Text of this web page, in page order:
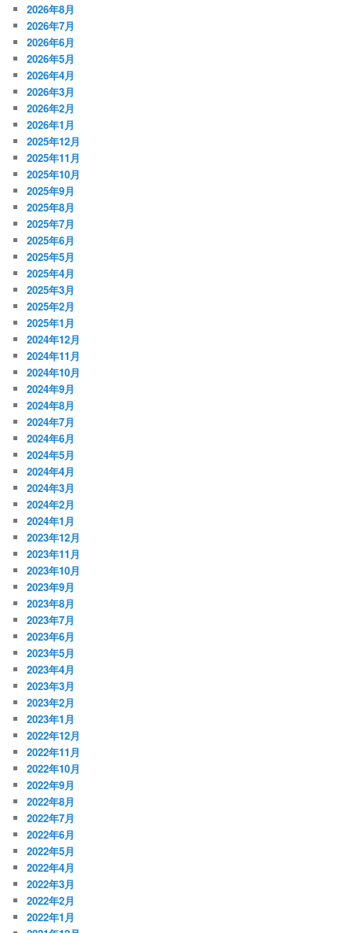
2026年8月
2026年7月
2026年6月
2026年5月
2026年4月
2026年3月
2026年2月
2026年1月
2025年12月
2025年11月
2025年10月
2025年9月
2025年8月
2025年7月
2025年6月
2025年5月
2025年4月
2025年3月
2025年2月
2025年1月
2024年12月
2024年11月
2024年10月
2024年9月
2024年8月
2024年7月
2024年6月
2024年5月
2024年4月
2024年3月
2024年2月
2024年1月
2023年12月
2023年11月
2023年10月
2023年9月
2023年8月
2023年7月
2023年6月
2023年5月
2023年4月
2023年3月
2023年2月
2023年1月
2022年12月
2022年11月
2022年10月
2022年9月
2022年8月
2022年7月
2022年6月
2022年5月
2022年4月
2022年3月
2022年2月
2022年1月